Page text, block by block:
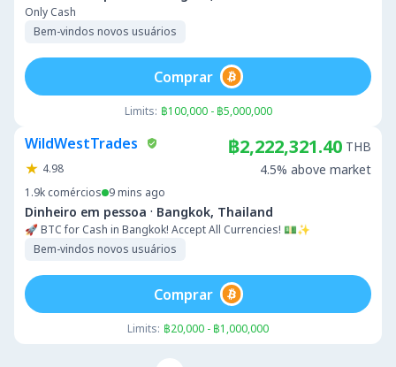
Only Cash
Bem-vindos novos usuários
Limits: ฿100,000 - ฿5,000,000
Comprar
WildWestTrades
4.98
1.9k comércios 9 mins ago
Dinheiro em pessoa · Bangkok, Thailand
🚀 BTC for Cash in Bangkok! Accept All Currencies! 💵✨
Bem-vindos novos usuários
฿2,222,321.40 THB
4.5% above market
Limits: ฿20,000 - ฿1,000,000
Comprar